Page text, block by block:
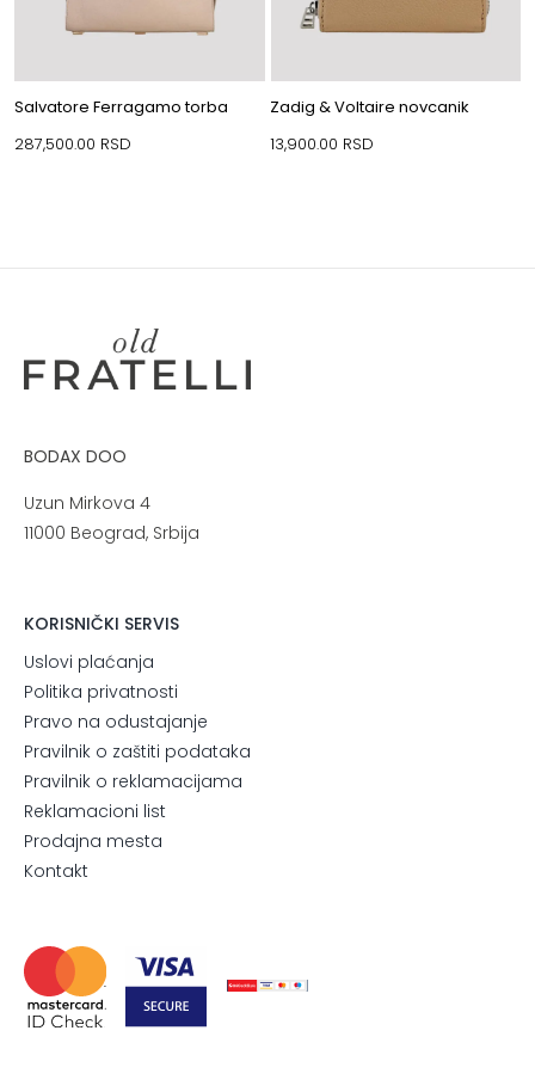
Salvatore Ferragamo torba
287,500.00 RSD
Zadig & Voltaire novcanik
13,900.00 RSD
BODAX DOO
Uzun Mirkova 4
11000 Beograd, Srbija
KORISNIČKI SERVIS
Uslovi plaćanja
Politika privatnosti
Pravo na odustajanje
Pravilnik o zaštiti podataka
Pravilnik o reklamacijama
Reklamacioni list
Prodajna mesta
Kontakt